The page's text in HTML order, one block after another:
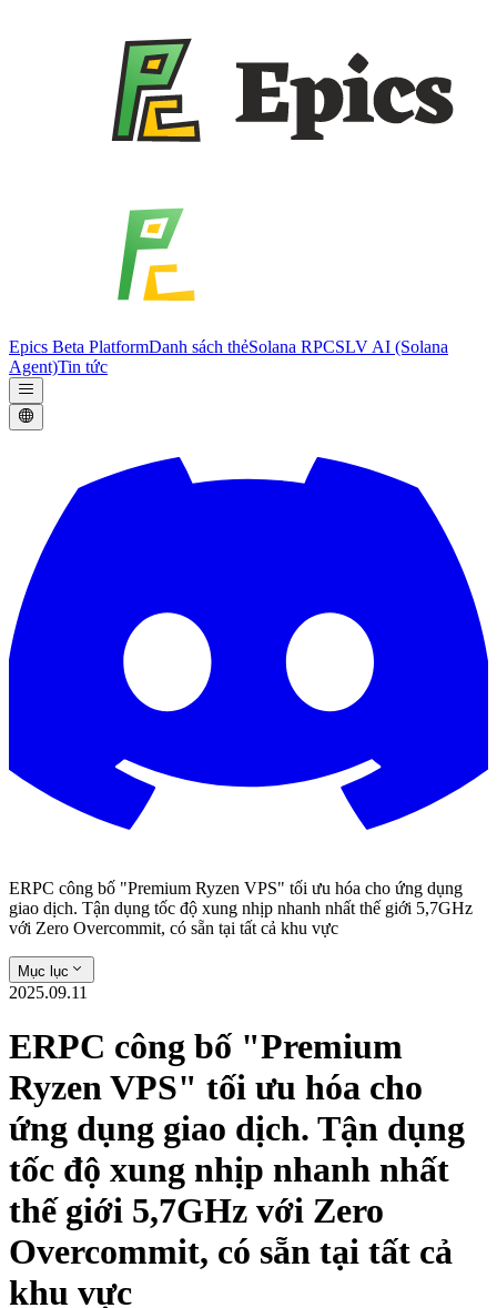
Epics Beta PlatformDanh sách thẻSolana RPCSLV AI (Solana
Agent)Tin tức
ERPC công bố "Premium Ryzen VPS" tối ưu hóa cho ứng dụng
giao dịch. Tận dụng tốc độ xung nhịp nhanh nhất thế giới 5,7GHz
với Zero Overcommit, có sẵn tại tất cả khu vực
Mục lục
2025.09.11
ERPC công bố "Premium
Ryzen VPS" tối ưu hóa cho
ứng dụng giao dịch. Tận dụng
tốc độ xung nhịp nhanh nhất
thế giới 5,7GHz với Zero
Overcommit, có sẵn tại tất cả
khu vực